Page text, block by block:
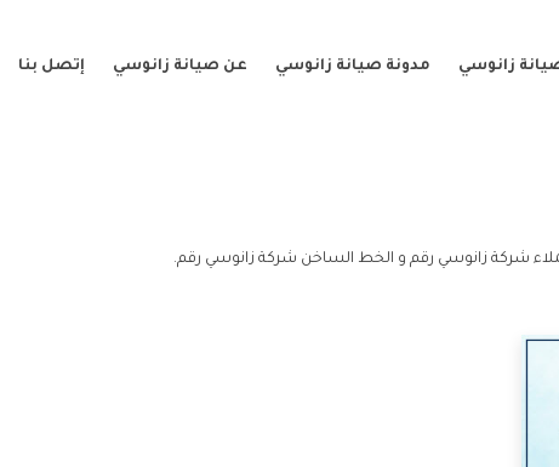
زانوسي مدونة صيانة زانوسي عن صيانة زانوسي إتصل بنا
شركة زانوسي رقم و الخط الساخن شركة زانوسي رقم.